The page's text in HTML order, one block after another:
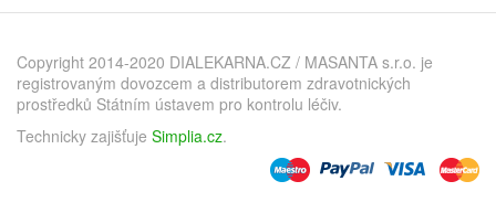
Copyright 2014-2020 DIALEKARNA.CZ / MASANTA s.r.o. je
registrovaným dovozcem a distributorem zdravotnických
prostředků Státním ústavem pro kontrolu léčiv.
Technicky zajišťuje Simplia.cz.